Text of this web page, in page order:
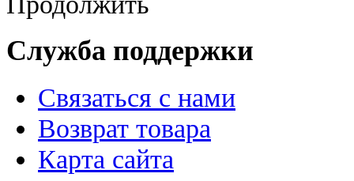
Служба поддержки
Связаться с нами
Возврат товара
Карта сайта